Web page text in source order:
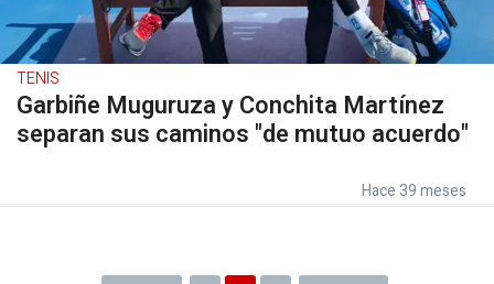
TENIS
Garbiñe Muguruza y Conchita Martínez
separan sus caminos "de mutuo acuerdo"
Hace 39 meses